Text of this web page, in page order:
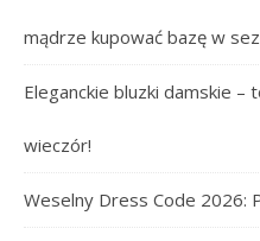
mądrze kupować bazę w
Eleganckie bluzki damskie –
wieczór!
Weselny Dress Code 2026: